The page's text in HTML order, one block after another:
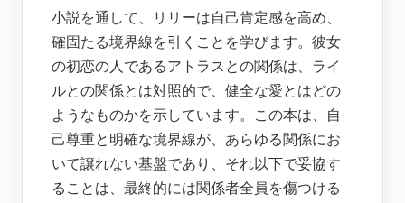
小説を通して、リリーは自己肯定感を高め、
確固たる境界線を引くことを学びます。彼女
の初恋の人であるアトラスとの関係は、ライ
ルとの関係とは対照的で、健全な愛とはどの
ようなものかを示しています。この本は、自
己尊重と明確な境界線が、あらゆる関係にお
いて譲れない基盤であり、それ以下で妥協す
ることは、最終的には関係者全員を傷つける